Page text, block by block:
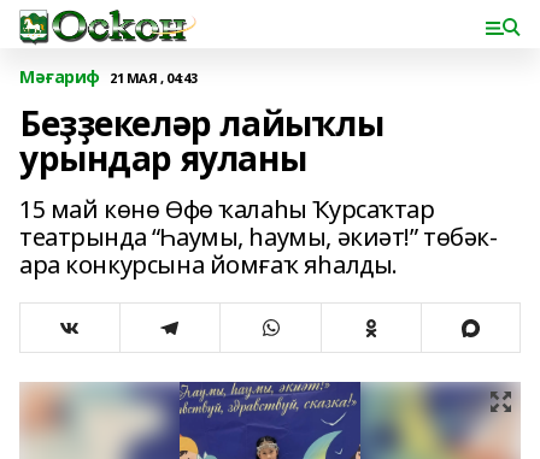
Мәғариф 21 МАЯ , 04:43
Беҙҙекеләр лайыҡлы
урындар яуланы
15 май көнө Өфө ҡалаһы Ҡурсаҡтар
театрында “Һаумы, һаумы, әкиәт!” төбәк-
ара конкурсына йомғаҡ яһалды.